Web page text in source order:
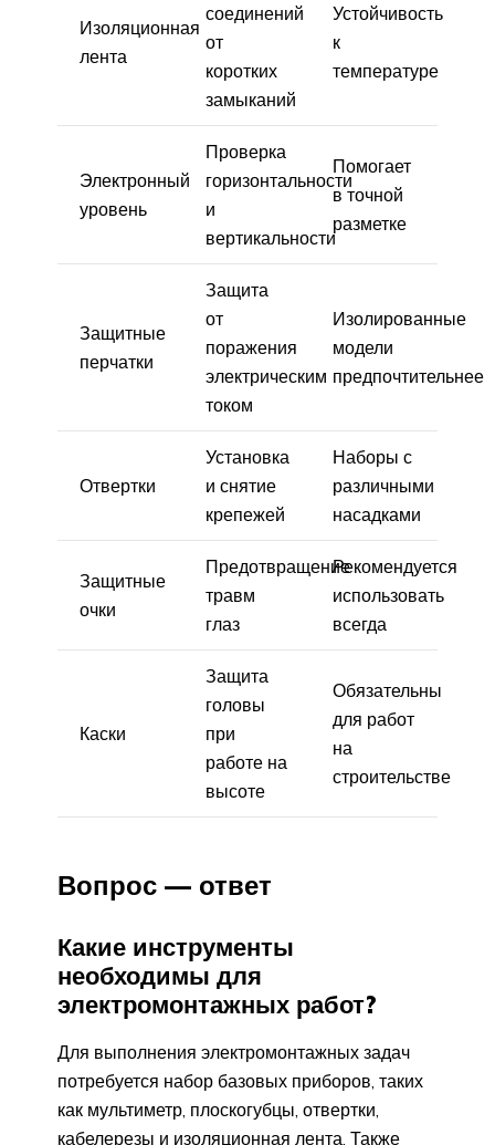
Изоляционная
лента
соединений
от
коротких
замыканий
Устойчивость
к
температуре
Электронный
уровень
Проверка
горизонтальности
и
вертикальности
Помогает
в точной
разметке
Защитные
перчатки
Защита
от
поражения
электрическим
током
Изолированные
модели
предпочтительнее
Отвертки
Установка
и снятие
крепежей
Наборы с
различными
насадками
Защитные
очки
Предотвращение
травм
глаз
Рекомендуется
использовать
всегда
Каски
Защита
головы
при
работе на
высоте
Обязательны
для работ
на
строительстве
Вопрос — ответ
Какие инструменты
необходимы для
электромонтажных работ?
Для выполнения электромонтажных задач
потребуется набор базовых приборов, таких
как мультиметр, плоскогубцы, отвертки,
кабелерезы и изоляционная лента. Также